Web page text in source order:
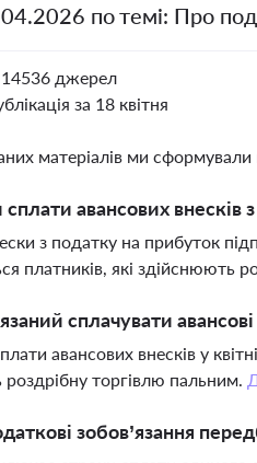
по темі: Про
14536 джерел
за 18 квітня
матеріалів ми сформували
сплати авансових внесків
з податку на прибуток
платників, які здійснюють
сплачувати
авансових внесків у
торгівлю пальним.
зобов’язання